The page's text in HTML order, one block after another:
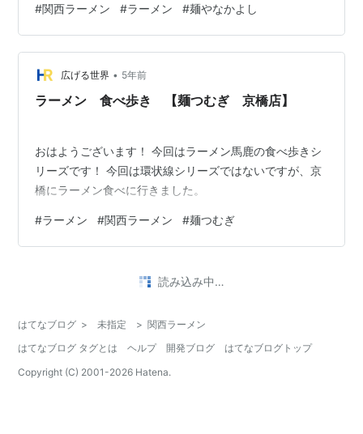
#関西ラーメン #ラーメン #麺やなかよし
広げる世界 • 5年前
ラーメン 食べ歩き 【麺つむぎ 京橋店】
おはようございます！ 今回はラーメン馬鹿の食べ歩きシ
リーズです！ 今回は環状線シリーズではないですが、京
橋にラーメン食べに行きました。
#ラーメン #関西ラーメン #麺つむぎ
読み込み中…
はてなブログ > 未指定 > 関西ラーメン
はてなブログ タグとは
ヘルプ 開発ブログ
はてなブログトップ
Copyright (C) 2001-2026 Hatena.